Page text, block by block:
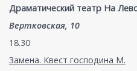
Драматический театр На
Вертковская, 10
18.30
Замена. Квест господина М.